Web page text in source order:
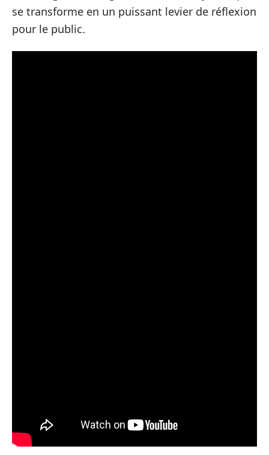
se transforme en un puissant levier de réflexion
pour le public.